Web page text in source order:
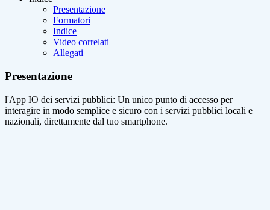
Presentazione
Formatori
Indice
Video correlati
Allegati
Presentazione
l'App IO dei servizi pubblici: Un unico punto di accesso per
interagire in modo semplice e sicuro con i servizi pubblici locali e
nazionali, direttamente dal tuo smartphone.